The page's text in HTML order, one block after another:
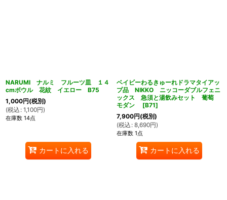
NARUMI ナルミ フルーツ皿 １４
cmボウル 花紋 イエロー B75
1,000円(税別)
(税込 : 1,100円)
在庫数 14点
カートに入れる
ベイビーわるきゅーれドラマタイアッ
プ品 NIKKO ニッコーダブルフェニ
ックス 急須と湯飲みセット 葡萄
モダン
[B71]
7,900円(税別)
(税込 : 8,690円)
在庫数 1点
カートに入れる